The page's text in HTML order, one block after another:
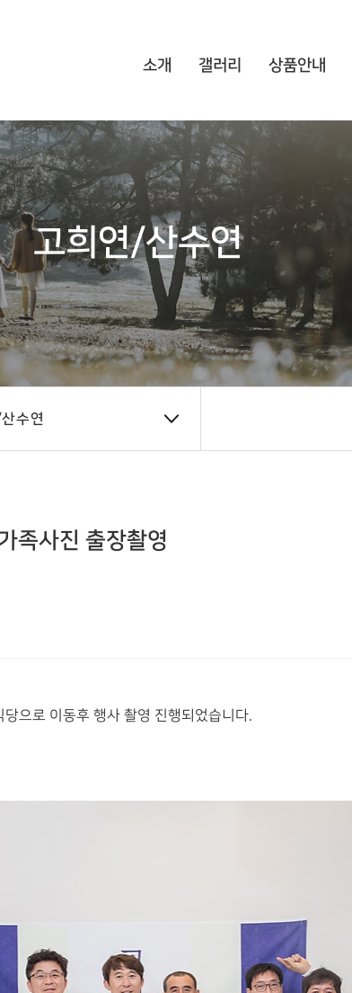
소개 갤러리 상품안내
고희연/산수연
수연
족사진 출장촬영
으로 이동후 행사 촬영 진행되었습니다.